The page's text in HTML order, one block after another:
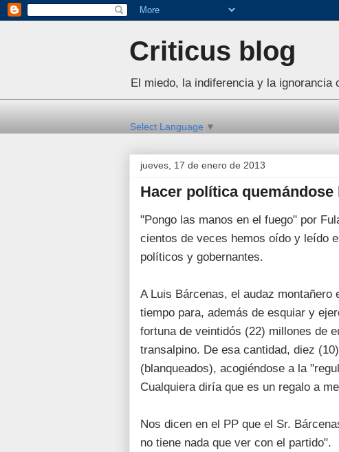
Criticus blog
El miedo, la indiferencia y la ignorancia
Select Language ▼
jueves, 17 de enero de 2013
Hacer política quemándose
"Pongo las manos en el fuego" por
cientos de veces hemos oído y leído
políticos y gobernantes.
A Luis Bárcenas, el audaz
tiempo para, además de esquiar y
fortuna de veintidós (22) millones de
transalpino. De esa cantidad, diez
(blanqueados), acogiéndose a la
Cualquiera diría que es un regalo a
Nos dicen en el PP que el Sr.
no tiene nada que ver con el partido".